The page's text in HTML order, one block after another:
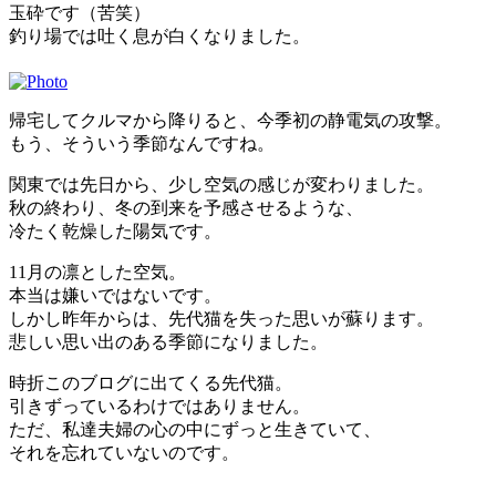
玉砕です（苦笑）
釣り場では吐く息が白くなりました。
帰宅してクルマから降りると、今季初の静電気の攻撃。
もう、そういう季節なんですね。
関東では先日から、少し空気の感じが変わりました。
秋の終わり、冬の到来を予感させるような、
冷たく乾燥した陽気です。
11月の凛とした空気。
本当は嫌いではないです。
しかし昨年からは、先代猫を失った思いが蘇ります。
悲しい思い出のある季節になりました。
時折このブログに出てくる先代猫。
引きずっているわけではありません。
ただ、私達夫婦の心の中にずっと生きていて、
それを忘れていないのです。